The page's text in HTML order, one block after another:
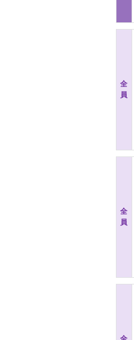
全
員
全
員